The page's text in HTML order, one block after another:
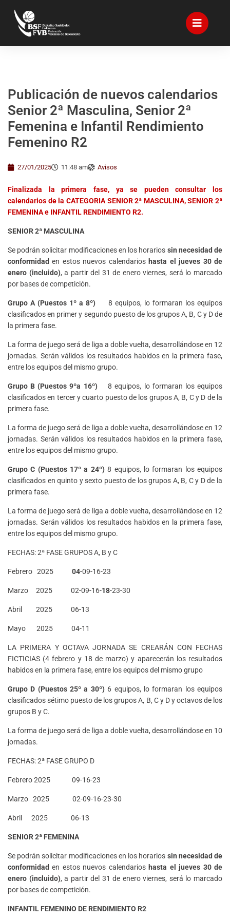
Publicación de nuevos calendarios
Senior 2ª Masculina, Senior 2ª
Femenina e Infantil Rendimiento
Femenino R2
27/01/2025 11:48 am Avisos
Finalizada la primera fase, ya se pueden consultar los
calendarios de la CATEGORIA SENIOR 2ª MASCULINA, SENIOR 2ª
FEMENINA e INFANTIL RENDIMIENTO R2.
SENIOR 2ª MASCULINA
Se podrán solicitar modificaciones en los horarios sin necesidad de
conformidad en estos nuevos calendarios hasta el jueves 30 de
enero (incluido), a partir del 31 de enero viernes, será lo marcado
por bases de competición.
Grupo A (Puestos 1º a 8º) 8 equipos, lo formaran los equipos
clasificados en primer y segundo puesto de los grupos A, B, C y D de
la primera fase.
La forma de juego será de liga a doble vuelta, desarrollándose en 12
jornadas. Serán válidos los resultados habidos en la primera fase,
entre los equipos del mismo grupo.
Grupo B (Puestos 9ºa 16º)8 equipos, lo formaran los equipos
clasificados en tercer y cuarto puesto de los grupos A, B, C y D de la
primera fase.
La forma de juego será de liga a doble vuelta, desarrollándose en 12
jornadas. Serán válidos los resultados habidos en la primera fase,
entre los equipos del mismo grupo.
Grupo C (Puestos 17º a 24º)8 equipos, lo formaran los equipos
clasificados en quinto y sexto puesto de los grupos A, B, C y D de la
primera fase.
La forma de juego será de liga a doble vuelta, desarrollándose en 12
jornadas. Serán válidos los resultados habidos en la primera fase,
entre los equipos del mismo grupo.
FECHAS: 2ª FASE GRUPOS A, B y C
Febrero 2025 04-09-16-23
Marzo 2025 02-09-16-18-23-30
Abril 2025 06-13
Mayo 2025 04-11
LA PRIMERA Y OCTAVA JORNADA SE CREARÁN CON FECHAS
FICTICIAS (4 febrero y 18 de marzo) y aparecerán los resultados
habidos en la primera fase, entre los equipos del mismo grupo
Grupo D (Puestos 25º a 30º) 6 equipos, lo formaran los equipos
clasificados sétimo puesto de los grupos A, B, C y D y octavos de los
grupos B y C.
La forma de juego será de liga a doble vuelta, desarrollándose en 10
jornadas.
FECHAS: 2ª FASE GRUPO D
Febrero 2025 09-16-23
Marzo 2025 02-09-16-23-30
Abril 2025 06-13
SENIOR 2ª FEMENINA
Se podrán solicitar modificaciones en los horarios sin necesidad de
conformidad en estos nuevos calendarios hasta el jueves 30 de
enero (incluido), a partir del 31 de enero viernes, será lo marcado
por bases de competición.
INFANTIL FEMENINO DE RENDIMIENTO R2